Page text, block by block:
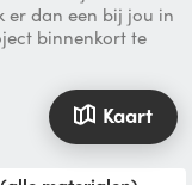
er dan een bij jou in
binnenkort te
Kaart